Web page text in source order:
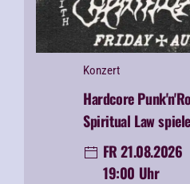
Konzert
Hardcore
Spiritual Law
FR 21.08.2026
19:00 Uhr